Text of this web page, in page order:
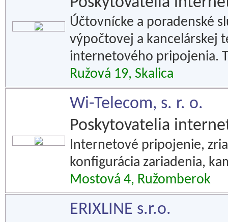
Účtovnícke a poradenské
výpočtovej a kancelárskej
internetového pripojenia.
Ružová 19, Skalica
Wi-Telecom, s. r. o.
Poskytovatelia
Internetové pripojenie,
konfigurácia zariadenia,
Mostová 4, Ružomberok
ERIXLINE s.r.o.